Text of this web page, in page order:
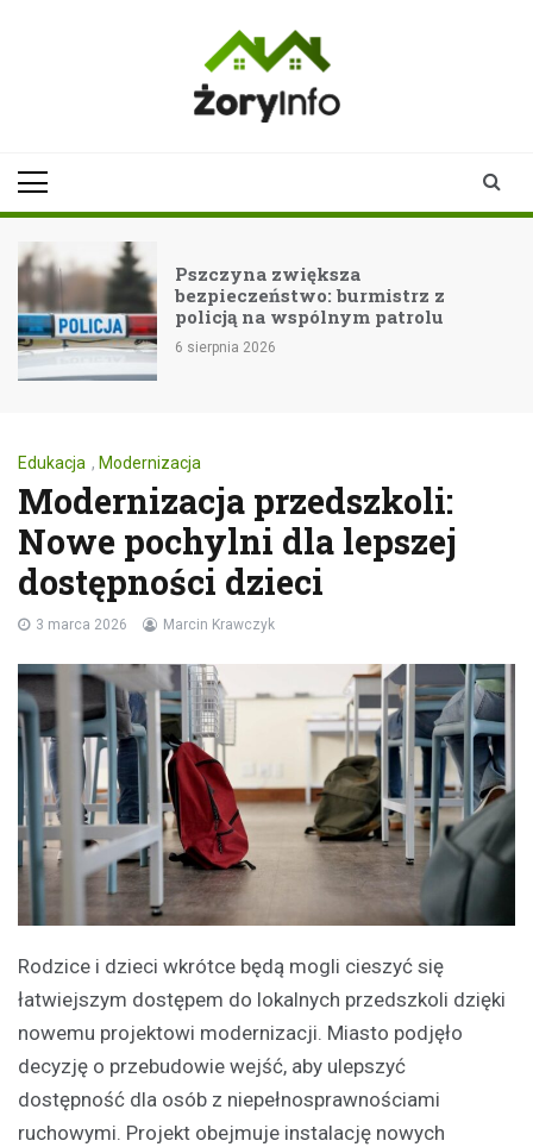
Pszczyna zwiększa
bezpieczeństwo: burmistrz z
policją na wspólnym patrolu
6 sierpnia 2026
Edukacja , Modernizacja
Modernizacja przedszkoli:
Nowe pochylni dla lepszej
dostępności dzieci
3 marca 2026 Marcin Krawczyk
Rodzice i dzieci wkrótce będą mogli cieszyć się
łatwiejszym dostępem do lokalnych przedszkoli dzięki
nowemu projektowi modernizacji. Miasto podjęło
decyzję o przebudowie wejść, aby ulepszyć
dostępność dla osób z niepełnosprawnościami
ruchowymi. Projekt obejmuje instalację nowych